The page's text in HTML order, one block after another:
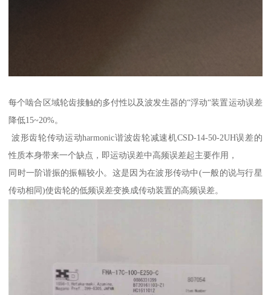
每个啮合区域轮齿接触的多付性以及波发生器的“浮动“装置运动误差
降低15~20%。
波形齿轮传动运动harmonic谐波齿轮减速机CSD-14-50-2UH误差的
性质本身带来一个缺点，即运动误差中高频误差起主要作用，
同时一阶谐振的振幅较小。这是因为在波形传动中(一般的说与行星
传动相同)使齿轮的低频误差变换成传动装置的高频误差。